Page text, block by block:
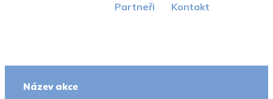
Partneři Kontakt
Název akce